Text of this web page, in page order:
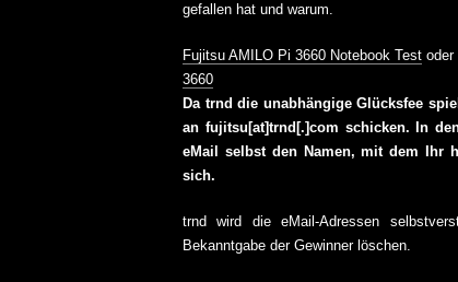
gefallen hat und warum.
Fujitsu AMILO Pi 3660 Notebook Test oder
3660
Da trnd die unabhängige Glücksfee
an fujitsu[at]trnd[.]com schicken. In
eMail selbst den Namen, mit dem Ihr
sich.
trnd wird die eMail-Adressen
Bekanntgabe der Gewinner löschen.